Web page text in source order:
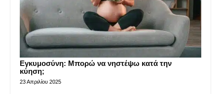
Εγκυμοσύνη: Μπορώ να νηστέψω κατά την
κύηση;
23 Απριλίου 2025